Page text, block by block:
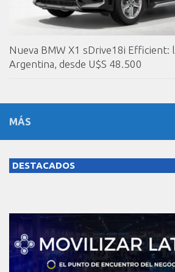
Nueva BMW X1 sDrive18i Efficient:
Argentina, desde U$S 48.500
MÁS
DESTACADOS